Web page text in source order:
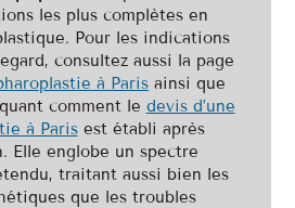
les plus complètes en
Pour les indications
consultez aussi la page
à Paris ainsi que
comment le devis d’une
à Parisest établi après
Elle englobe un spectre
traitant aussi bien les
que les troubles